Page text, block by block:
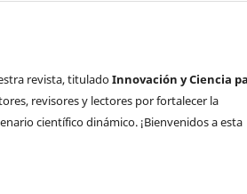
revista, tituladoInnovación y Ciencia
revisores y lectores por fortalecer la
científico dinámico. ¡Bienvenidos a esta